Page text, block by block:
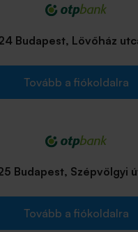
Budapest, Lövőház
Tovább a fiókoldalra
Budapest, Szépvölgyi
Tovább a fiókoldalra